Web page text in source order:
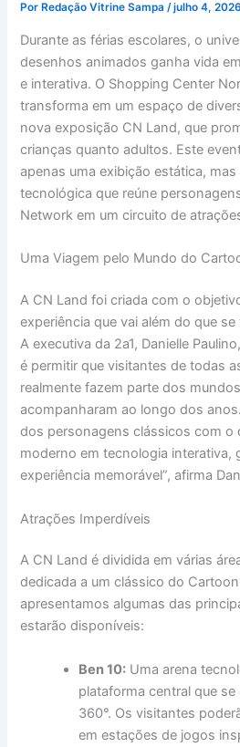
Por Redação Vitrine Sampa/julho 4, 2026
Durante as férias escolares, o
desenhos animados ganha vida
e interativa. O Shopping Center
transforma em um espaço de
nova exposição CN Land, que
crianças quanto adultos. Este
apenas uma exibição estática, mas
tecnológica que reúne
Network em um circuito de
Uma Viagem pelo Mundo do
A CN Land foi criada com o
experiência que vai além do que
A executiva da 2a1, Danielle
é permitir que visitantes de todas
realmente fazem parte dos
acompanharam ao longo dos
dos personagens clássicos com o
moderno em tecnologia interativa,
experiência memorável”, afirma
Atrações Imperdíveis
A CN Land é dividida em várias
dedicada a um clássico do
apresentamos algumas das
estarão disponíveis:
Ben 10: Uma arena
plataforma central que se
360°. Os visitantes
em estações de jogos